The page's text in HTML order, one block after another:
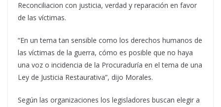
Reconciliacion con justicia, verdad y reparación en favor
de las víctimas.
“En un tema tan sensible como los derechos humanos de
las víctimas de la guerra, cómo es posible que no haya
una voz o incidencia de la Procuraduría en el tema de una
Ley de Justicia Restaurativa”, dijo Morales.
Según las organizaciones los legisladores buscan elegir a